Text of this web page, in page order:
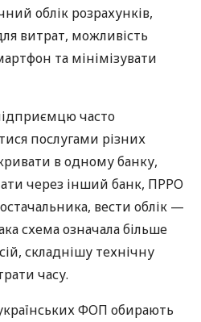
облік розрахунків,
витрат, можливість
та мінімізувати
часто
послугами різних
в одному банку,
через інший банк, ПРРО
вести облік —
схема означала більше
складнішу технічну
часу.
ФОП обирають